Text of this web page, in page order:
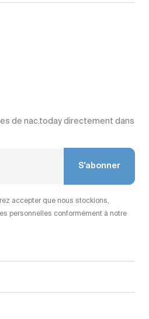
de nac.today directement dans
S'abonner
accepter que nous stockions,
personnelles conformément à notre